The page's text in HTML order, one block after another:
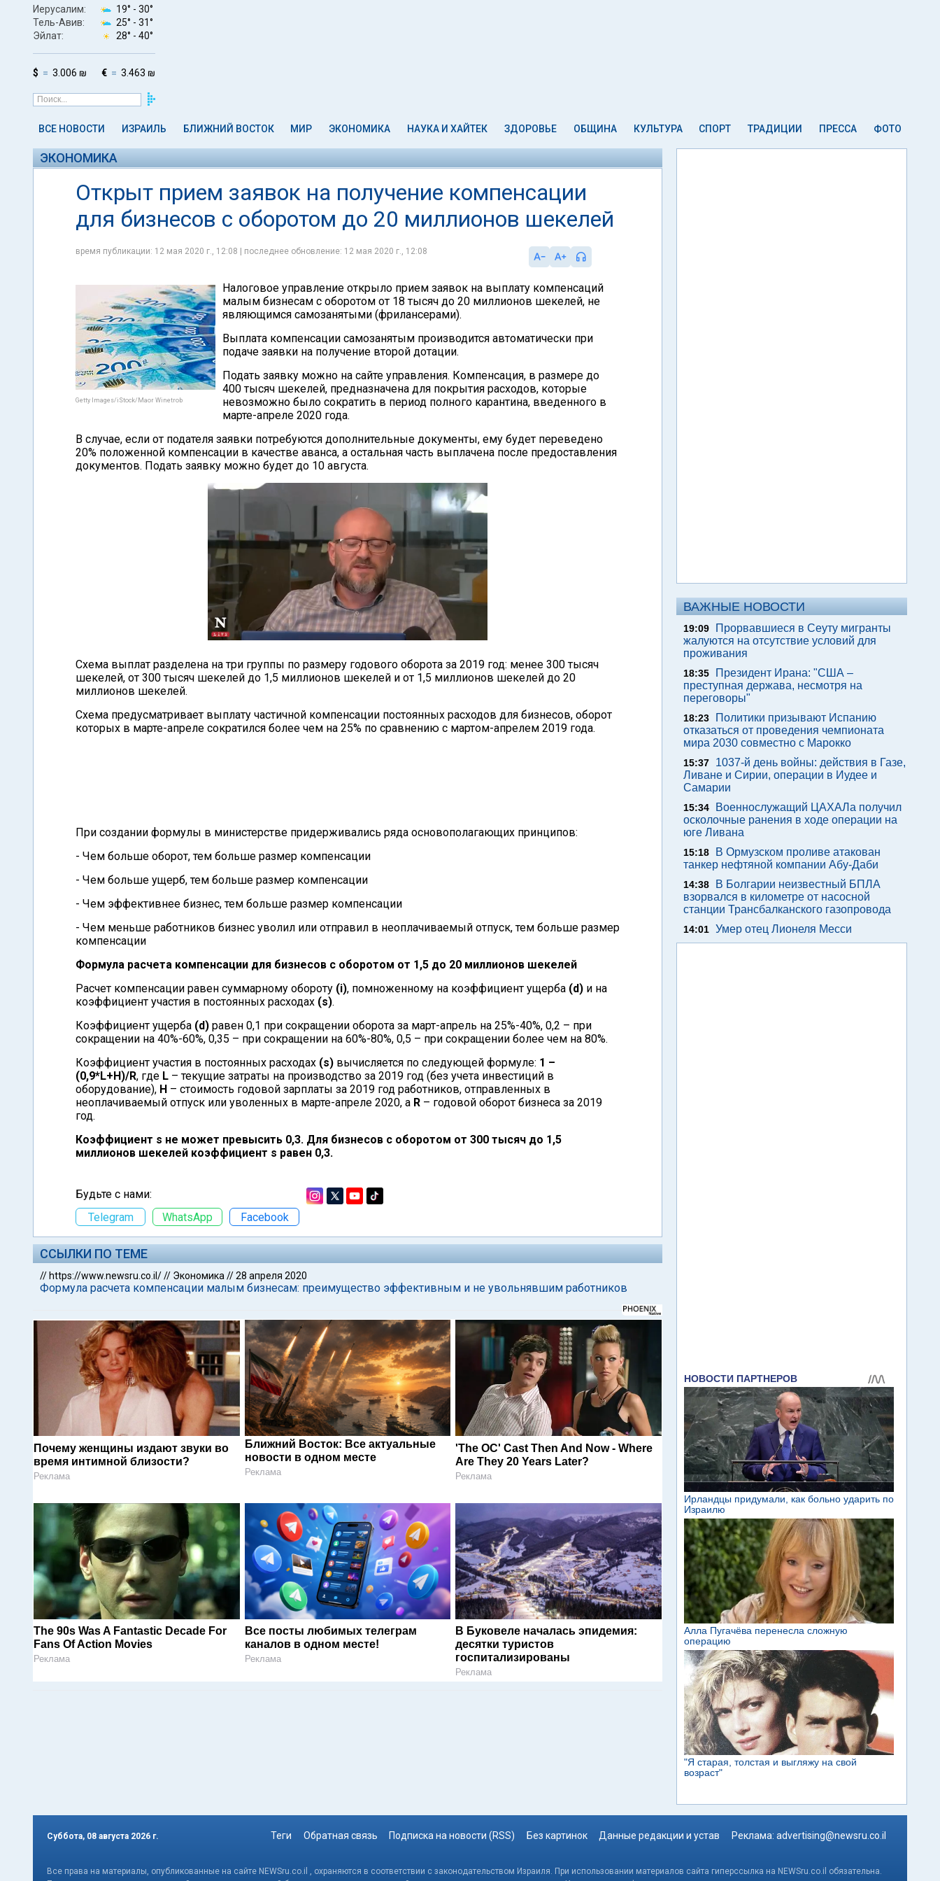
Иерусалим: 19° - 30°
Тель-Авив:
25° - 31°
Эйлат:
28° - 40°
$ 3.006 ₪ € 3.463 ₪
ВСЕ НОВОСТИ ИЗРАИЛЬ БЛИЖНИЙ ВОСТОК МИР ЭКОНОМИКА НАУКА И ХАЙТЕК ЗДОРОВЬЕ ОБЩИНА КУЛЬТУРА СПОРТ ТРАДИЦИИ ПРЕССА ФОТО
ЭКОНОМИКА
Открыт прием заявок на получение компенсации
для бизнесов с оборотом до 20 миллионов шекелей
время публикации: 12 мая 2020 г., 12:08 | последнее обновление: 12 мая 2020 г., 12:08
Getty Images/iStock/Maor Winetrob
Налоговое управление открыло прием заявок на выплату компенсаций
малым бизнесам с оборотом от 18 тысяч до 20 миллионов шекелей, не
являющимся самозанятыми (фрилансерами).
Выплата компенсации самозанятым производится автоматически при
подаче заявки на получение второй дотации.
Подать заявку можно на сайте управления. Компенсация, в размере до
400 тысяч шекелей, предназначена для покрытия расходов, которые
невозможно было сократить в период полного карантина, введенного в
марте-апреле 2020 года.
В случае, если от подателя заявки потребуются дополнительные документы, ему будет переведено
20% положенной компенсации в качестве аванса, а остальная часть выплачена после предоставления
документов. Подать заявку можно будет до 10 августа.
Схема выплат разделена на три группы по размеру годового оборота за 2019 год: менее 300 тысяч
шекелей, от 300 тысяч шекелей до 1,5 миллионов шекелей и от 1,5 миллионов шекелей до 20
миллионов шекелей.
Схема предусматривает выплату частичной компенсации постоянных расходов для бизнесов, оборот
которых в марте-апреле сократился более чем на 25% по сравнению с мартом-апрелем 2019 года.
При создании формулы в министерстве придерживались ряда основополагающих принципов:
- Чем больше оборот, тем больше размер компенсации
- Чем больше ущерб, тем больше размер компенсации
- Чем эффективнее бизнес, тем больше размер компенсации
- Чем меньше работников бизнес уволил или отправил в неоплачиваемый отпуск, тем больше размер
компенсации
Формула расчета компенсации для бизнесов с оборотом от 1,5 до 20 миллионов шекелей
Расчет компенсации равен суммарному обороту (i), помноженному на коэффициент ущерба (d) и на
коэффициент участия в постоянных расходах (s).
Коэффициент ущерба (d) равен 0,1 при сокращении оборота за март-апрель на 25%-40%, 0,2 – при
сокращении на 40%-60%, 0,35 – при сокращении на 60%-80%, 0,5 – при сокращении более чем на 80%.
Коэффициент участия в постоянных расходах (s) вычисляется по следующей формуле: 1 –
(0,9*L+H)/R, где L – текущие затраты на производство за 2019 год (без учета инвестиций в
оборудование), H – стоимость годовой зарплаты за 2019 год работников, отправленных в
неоплачиваемый отпуск или уволенных в марте-апреле 2020, а R – годовой оборот бизнеса за 2019
год.
Коэффициент s не может превысить 0,3. Для бизнесов с оборотом от 300 тысяч до 1,5
миллионов шекелей коэффициент s равен 0,3.
Будьте с нами:
Telegram
WhatsApp Facebook
ССЫЛКИ ПО ТЕМЕ
// https://www.newsru.co.il/// Экономика //28 апреля 2020
Формула расчета компенсации малым бизнесам: преимущество эффективным и не увольнявшим работников
Почему женщины издают звуки во
время интимной близости?
Реклама
Ближний Восток: Все актуальные
новости в одном месте
Реклама
'The OC' Cast Then And Now - Where
Are They 20 Years Later?
Реклама
The 90s Was A Fantastic Decade For
Fans Of Action Movies
Реклама
Все посты любимых телеграм
каналов в одном месте!
Реклама
В Буковеле началась эпидемия:
десятки туристов
госпитализированы
Реклама
ВАЖНЫЕ НОВОСТИ
19:09
Прорвавшиеся в Сеуту мигранты
жалуются на отсутствие условий для
проживания
18:35
Президент Ирана: "США –
преступная держава, несмотря на
переговоры"
18:23
Политики призывают Испанию
отказаться от проведения чемпионата
мира 2030 совместно с Марокко
15:37
1037-й день войны: действия в Газе,
Ливане и Сирии, операции в Иудее и
Самарии
15:34
Военнослужащий ЦАХАЛа получил
осколочные ранения в ходе операции на
юге Ливана
15:18
В Ормузском проливе атакован
танкер нефтяной компании Абу-Даби
14:38
В Болгарии неизвестный БПЛА
взорвался в километре от насосной
станции Трансбалканского газопровода
14:01 Умер отец Лионеля Месси
Суббота, 08 августа 2026 г. Теги Обратная связь Подписка на новости (RSS) Без картинок Данные редакции и устав Реклама: advertising@newsru.co.il
Все права на материалы, опубликованные на сайте NEWSru.co.il , охраняются в соответствии с законодательством Израиля. При использовании материалов сайта гиперссылка на NEWSru.co.il обязательна.